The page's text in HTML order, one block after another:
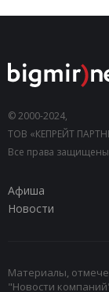
© 2000-2024,
ТОВ «КЕПРЕЙТ
Все права
Афиша
Новости
Материалы,
"Новости